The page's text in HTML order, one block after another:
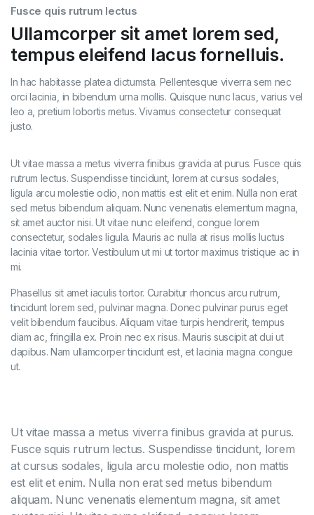
Fusce quis rutrum lectus
Ullamcorper sit amet lorem sed,
tempus eleifend lacus fornelluis.
In hac habitasse platea dictumsta. Pellentesque viverra sem nec
orci lacinia, in bibendum urna mollis. Quisque nunc lacus, varius vel
leo a, pretium lobortis metus. Vivamus consectetur consequat
justo.
Ut vitae massa a metus viverra finibus gravida at purus. Fusce quis
rutrum lectus. Suspendisse tincidunt, lorem at cursus sodales,
ligula arcu molestie odio, non mattis est elit et enim. Nulla non erat
sed metus bibendum aliquam. Nunc venenatis elementum magna,
sit amet auctor nisi. Ut vitae nunc eleifend, congue lorem
consectetur, sodales ligula. Mauris ac nulla at risus mollis luctus
lacinia vitae tortor. Vestibulum ut mi ut tortor maximus tristique ac in
mi.
Phasellus sit amet iaculis tortor. Curabitur rhoncus arcu rutrum,
tincidunt lorem sed, pulvinar magna. Donec pulvinar purus eget
velit bibendum faucibus. Aliquam vitae turpis hendrerit, tempus
diam ac, fringilla ex. Proin nec ex risus. Mauris suscipit at dui ut
dapibus. Nam ullamcorper tincidunt est, et lacinia magna congue
ut.
Ut vitae massa a metus viverra finibus gravida at purus.
Fusce squis rutrum lectus. Suspendisse tincidunt, lorem
at cursus sodales, ligula arcu molestie odio, non mattis
est elit et enim. Nulla non erat sed metus bibendum
aliquam. Nunc venenatis elementum magna, sit amet